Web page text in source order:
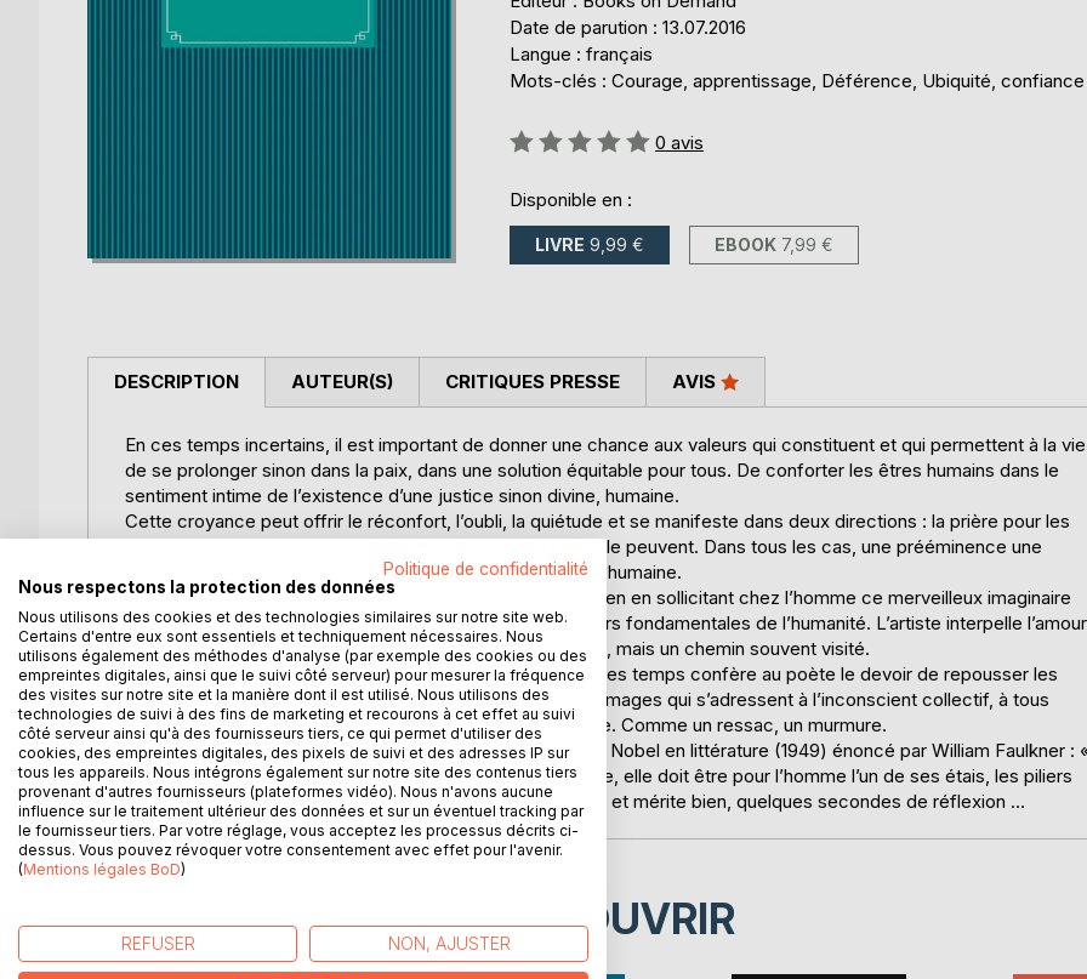
Date de parution : 13.07.2016
Langue : français
Mots-clés : Courage, apprentissage, Déférence, Ubiquité, confiance
Évaluation:
0 avis
Disponible en :
LIVRE 9,99 € EBOOK 7,99 €
DESCRIPTION
En ces temps incertains, il est important de donner une chance aux valeurs qui constituent et qui permettent à la vie
de se prolonger sinon dans la paix, dans une solution équitable pour tous. De conforter les êtres humains dans le
sentiment intime de l’existence d’une justice sinon divine, humaine.
Cette croyance peut offrir le réconfort, l’oubli, la quiétude et se manifeste dans deux directions : la prière pour les
êtres croyants, le travail et la mémoire pour tous ceux qui le peuvent. Dans tous les cas, une prééminence une
continuité vers cet espoir qui a toujours porté la condition humaine.
L’artiste est nécessaire car il promulgue une aide, un soutien en sollicitant chez l’homme ce merveilleux imaginaire
et une liberté de pensée conformes au respect des valeurs fondamentales de l’humanité. L’artiste interpelle l’amour
et le désir. Lire et écrire ne doivent pas devenir une rareté, mais un chemin souvent visité.
L’humanité bercée par toutes les écritures depuis la nuit des temps confère au poète le devoir de repousser les
limites du langage, d’assembler les mots. Pour créer des images qui s’adressent à l’inconscient collectif, à tous
ceux qui lisent ou entendent les sons : la mélodie poétique. Comme un ressac, un murmure.
En ces temps incertains, le discours d’acceptation du prix Nobel en littérature (1949) énoncé par William Faulkner :
la voix du poète ne doit pas seulement être un témoignage, elle doit être pour l’homme l’un de ses étais, les piliers
qui l’aideront à endurer et à vaincre » prend tout son sens. et mérite bien, quelques secondes de réflexion …
AUTEUR(S) CRITIQUES PRESSE AVIS
D’AUTRES TITRES À DÉCOUVRIR
Politique de confidentialité
Nous respectons la protection des données
Nous utilisons des cookies et des technologies similaires sur notre site web.
Certains d'entre eux sont essentiels et techniquement nécessaires. Nous
utilisons également des méthodes d'analyse (par exemple des cookies ou des
empreintes digitales, ainsi que le suivi côté serveur) pour mesurer la fréquence
des visites sur notre site et la manière dont il est utilisé. Nous utilisons des
technologies de suivi à des fins de marketing et recourons à cet effet au suivi
côté serveur ainsi qu'à des fournisseurs tiers, ce qui permet d'utiliser des
cookies, des empreintes digitales, des pixels de suivi et des adresses IP sur
tous les appareils. Nous intégrons également sur notre site des contenus tiers
provenant d'autres fournisseurs (plateformes vidéo). Nous n'avons aucune
influence sur le traitement ultérieur des données et sur un éventuel tracking par
le fournisseur tiers. Par votre réglage, vous acceptez les processus décrits ci-
dessus. Vous pouvez révoquer votre consentement avec effet pour l'avenir.
(Mentions légales BoD)
REFUSER NON, AJUSTER